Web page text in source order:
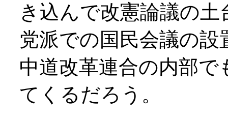
き込んで改憲論議の
党派での国民会議の
中道改革連合の内部
てくるだろう。